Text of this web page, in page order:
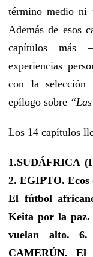
término medio ni
Además de esos
capítulos más
experiencias
con la selección
epílogo sobre
Los 14 capítulos
1.SUDÁFRICA
2. EGIPTO.
El fútbol
Keita por la
vuelan alto.
CAMERÚN.